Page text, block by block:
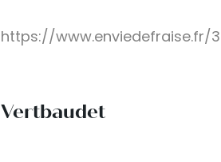
https://www.enviedefraise.fr/
Vertbaudet